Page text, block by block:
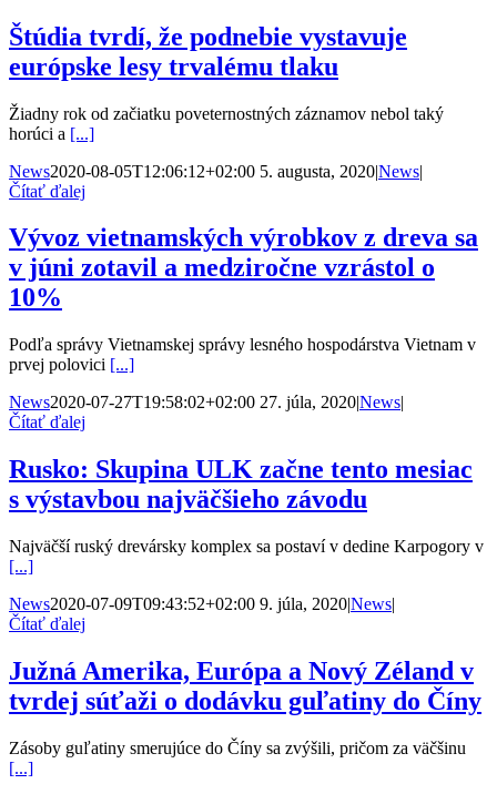
Štúdia tvrdí, že podnebie vystavuje
európske lesy trvalému tlaku
Žiadny rok od začiatku poveternostných záznamov nebol taký
horúci a [...]
News2020-08-05T12:06:12+02:00 5. augusta, 2020|News|
Čítať ďalej
Vývoz vietnamských výrobkov z dreva sa
v júni zotavil a medziročne vzrástol o
10%
Podľa správy Vietnamskej správy lesného hospodárstva Vietnam v
prvej polovici [...]
News2020-07-27T19:58:02+02:00 27. júla, 2020|News|
Čítať ďalej
Rusko: Skupina ULK začne tento mesiac
s výstavbou najväčšieho závodu
Najväčší ruský drevársky komplex sa postaví v dedine Karpogory v
[...]
News2020-07-09T09:43:52+02:00 9. júla, 2020|News|
Čítať ďalej
Južná Amerika, Európa a Nový Zéland v
tvrdej súťaži o dodávku guľatiny do Číny
Zásoby guľatiny smerujúce do Číny sa zvýšili, pričom za väčšinu
[...]